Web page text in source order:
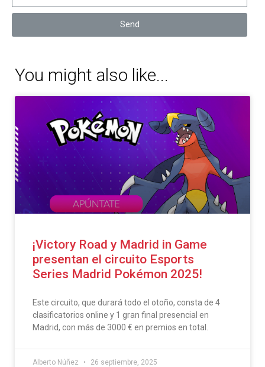
Send
You might also like...
¡Victory Road y Madrid in Game
presentan el circuito Esports
Series Madrid Pokémon 2025!
Este circuito, que durará todo el otoño, consta de 4
clasificatorios online y 1 gran final presencial en
Madrid, con más de 3000 € en premios en total.
Alberto Núñez 26 septiembre, 2025